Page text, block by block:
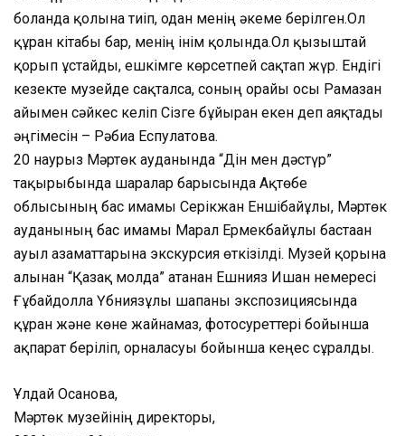
болғанда қолына тиіп, одан менің әкеме берілген.Ол
құран кітабы бар, менің інім қолында.Ол қызғыштай
қорып ұстайды, ешкімге көрсетпей сақтап жүр. Ендігі
кезекте музейде сақталса, соның орайы осы Рамазан
айымен сәйкес келіп Сізге бұйырған екен деп аяқтады
әңгімесін – Рәбиға Еспулатова.
20 наурыз Мәртөк ауданында “Дін мен дәстүр”
тақырыбында шаралар барысында Ақтөбе
облысының бас имамы Серікжан Еншібайұлы, Мәртөк
ауданының бас имамы Марал Ермекбайұлы бастаған
ауыл азаматтарына экскурсия өткізілді. Музей қорына
алынған “Қазақ молда” атанған Ешнияз Ишан немересі
Ғұбайдолла Үбниязұлы шапаны экспозициясында
құран және көне жайнамаз, фотосуреттері бойынша
ақпарат беріліп, орналасуы бойынша кеңес сұралды.
Ұлдай Осанова,
Мәртөк музейінің директоры,